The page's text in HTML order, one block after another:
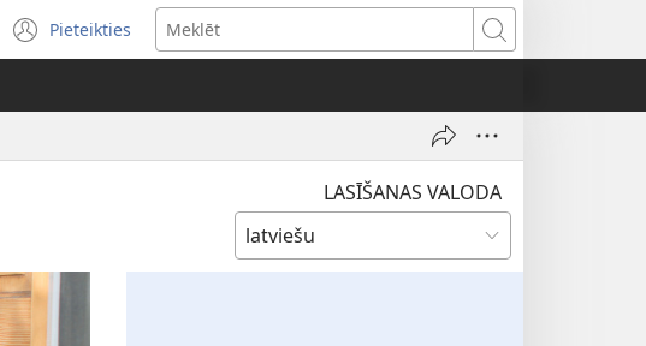
Pieteikties
(opens
new
Meklēt
LASĪŠANAS VALODA